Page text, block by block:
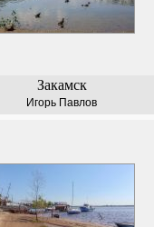
Закамск
Игорь Павлов